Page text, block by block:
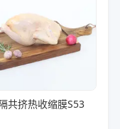
共挤热收缩膜S53